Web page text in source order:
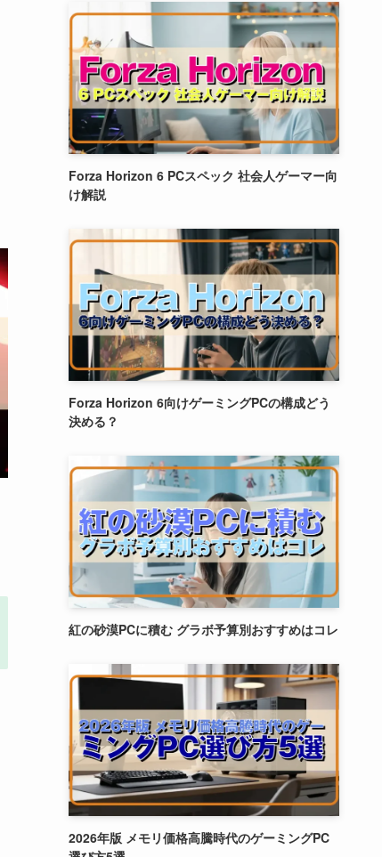
Forza Horizon 6 PCスペック 社会人ゲーマー向
け解説
Forza Horizon 6向けゲーミングPCの構成どう
決める？
紅の砂漠PCに積む グラボ予算別おすすめはコレ
2026年版 メモリ価格高騰時代のゲーミングPC